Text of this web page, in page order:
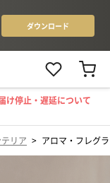
け停止・遅延について
リア > アロマ・フレグ